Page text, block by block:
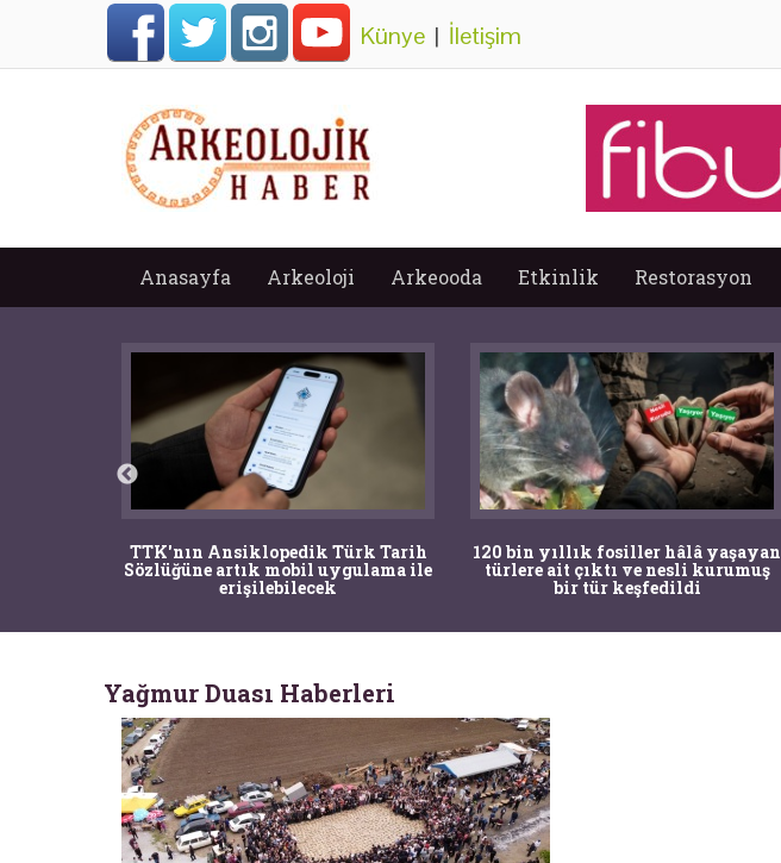
Künye | İletişim
Anasayfa Arkeoloji Arkeooda Etkinlik Restorasyon
TTK'nın Ansiklopedik Türk Tarih
Sözlüğüne artık mobil uygulama ile
erişilebilecek
120 bin yıllık fosiller hâlâ yaşayan
türlere ait çıktı ve nesli kurumuş
bir tür keşfedildi
Yağmur Duası Haberleri